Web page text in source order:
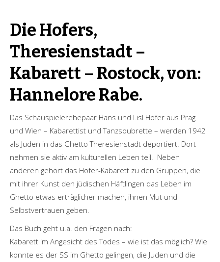
Die Hofers,
Theresienstadt –
Kabarett – Rostock, von:
Hannelore Rabe.
Das Schauspielerehepaar Hans und Lisl Hofer aus Prag
und Wien – Kabarettist und Tanzsoubrette – werden 1942
als Juden in das Ghetto Theresienstadt deportiert. Dort
nehmen sie aktiv am kulturellen Leben teil. Neben
anderen gehört das Hofer-Kabarett zu den Gruppen, die
mit ihrer Kunst den jüdischen Häftlingen das Leben im
Ghetto etwas erträglicher machen, ihnen Mut und
Selbstvertrauen geben.
Das Buch geht u.a. den Fragen nach:
Kabarett im Angesicht des Todes – wie ist das möglich? Wie
konnte es der SS im Ghetto gelingen, die Juden und die